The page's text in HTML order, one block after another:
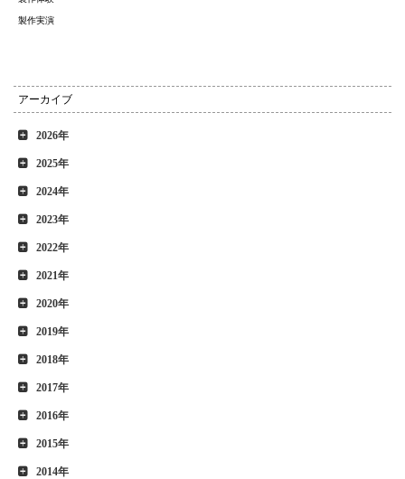
製作実演
アーカイブ
2026年
2025年
2024年
2023年
2022年
2021年
2020年
2019年
2018年
2017年
2016年
2015年
2014年